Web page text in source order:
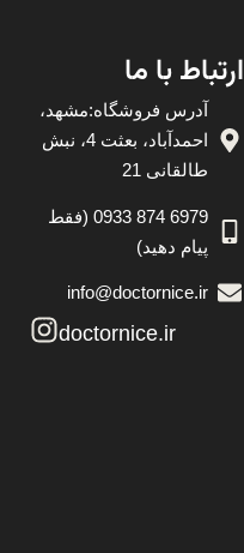
ارتباط با ما
آدرس فروشگاه:مشهد،
احمدآباد، بعثت 4، نبش
طالقانی 21
6979 874 0933 (فقط
پیام دهید)
info@doctornice.ir
doctornice.ir